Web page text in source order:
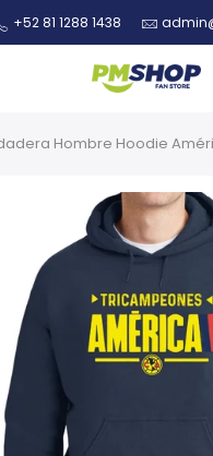
+52 81 1288 1438
Hombre Hoodie